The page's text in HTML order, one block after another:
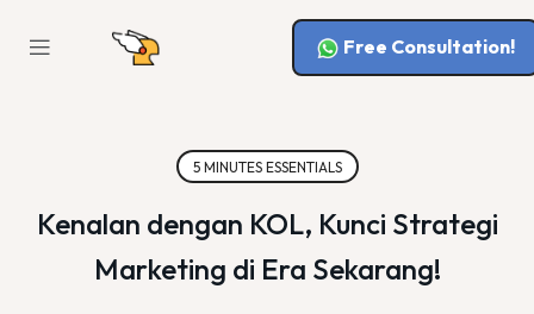
Free Consultation!
5 MINUTES ESSENTIALS
Kenalan dengan KOL, Kunci Strategi
Marketing di Era Sekarang!